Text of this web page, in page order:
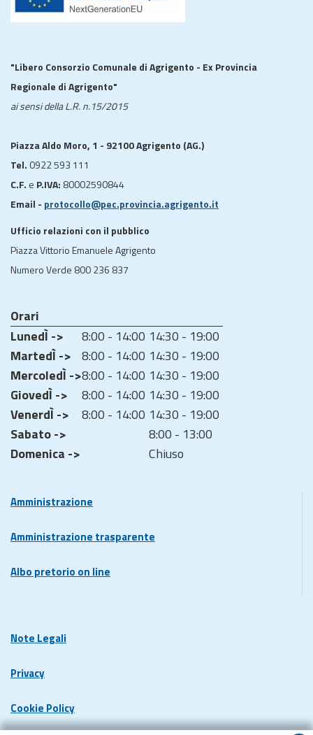
"Libero Consorzio Comunale di Agrigento - Ex Provincia
Regionale di Agrigento"
ai sensi della L.R. n.15/2015
Piazza Aldo Moro, 1 - 92100 Agrigento (AG.)
Tel. 0922 593 111
C.F. e P.IVA: 80002590844
Email - protocollo@pec.provincia.agrigento.it
Ufficio relazioni con il pubblico
Piazza Vittorio Emanuele Agrigento
Numero Verde 800 236 837
Orari
LunedÌ ->
8:00 - 14:00 14:30 - 19:00
MartedÌ -> 8:00 - 14:00 14:30 - 19:00
MercoledÌ ->8:00 - 14:00 14:30 - 19:00
GiovedÌ ->
8:00 - 14:00 14:30 - 19:00
VenerdÌ ->
8:00 - 14:00 14:30 - 19:00
Sabato ->
8:00 - 13:00
Domenica ->
Chiuso
Amministrazione
Amministrazione trasparente
Albo pretorio on line
Note Legali
Privacy
Cookie Policy